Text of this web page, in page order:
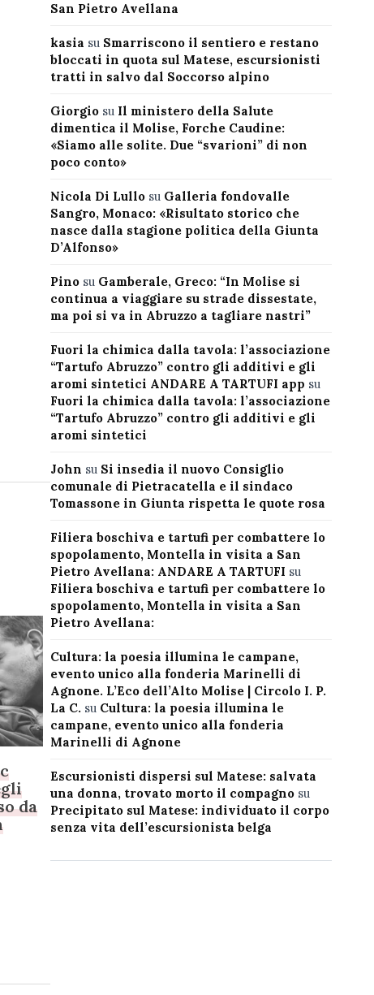
da
San Pietro Avellana
kasia su Smarriscono il sentiero e restano
bloccati in quota sul Matese, escursionisti
tratti in salvo dal Soccorso alpino
Giorgiosu Il ministero della Salute
dimentica il Molise, Forche Caudine:
«Siamo alle solite. Due “svarioni” di non
poco conto»
Nicola Di Lullosu Galleria fondovalle
Sangro, Monaco: «Risultato storico che
nasce dalla stagione politica della Giunta
D’Alfonso»
Pinosu Gamberale, Greco: “In Molise si
continua a viaggiare su strade dissestate,
ma poi si va in Abruzzo a tagliare nastri”
Fuori la chimica dalla tavola: l’associazione
“Tartufo Abruzzo” contro gli additivi e gli
aromi sintetici ANDARE A TARTUFI app su
Fuori la chimica dalla tavola: l’associazione
“Tartufo Abruzzo” contro gli additivi e gli
aromi sintetici
John su Si insedia il nuovo Consiglio
comunale di Pietracatella e il sindaco
Tomassone in Giunta rispetta le quote rosa
Filiera boschiva e tartufi per combattere lo
spopolamento, Montella in visita a San
Pietro Avellana: ANDARE A TARTUFI su
Filiera boschiva e tartufi per combattere lo
spopolamento, Montella in visita a San
Pietro Avellana:
Cultura: la poesia illumina le campane,
evento unico alla fonderia Marinelli di
Agnone. L’Eco dell’Alto Molise | Circolo I. P.
La C. su Cultura: la poesia illumina le
campane, evento unico alla fonderia
Marinelli di Agnone
Escursionisti dispersi sul Matese: salvata
una donna, trovato morto il compagnosu
Precipitato sul Matese: individuato il corpo
senza vita dell’escursionista belga